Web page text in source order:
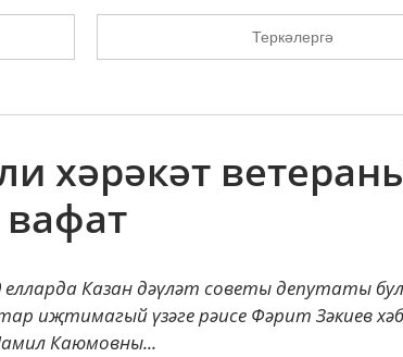
Теркәлергә
хәрәкәт
Казан дәүләт советы депутаты
иҗтимагый үзәге рәисе Фәрит Зәкиев
Каюмовны...